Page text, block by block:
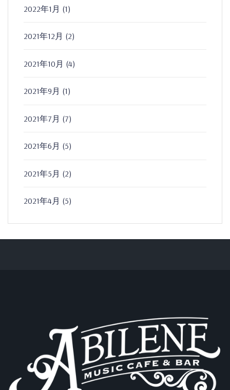
2022年1月 (1)
2021年12月 (2)
2021年10月 (4)
2021年9月 (1)
2021年7月 (7)
2021年6月 (5)
2021年5月 (2)
2021年4月 (5)